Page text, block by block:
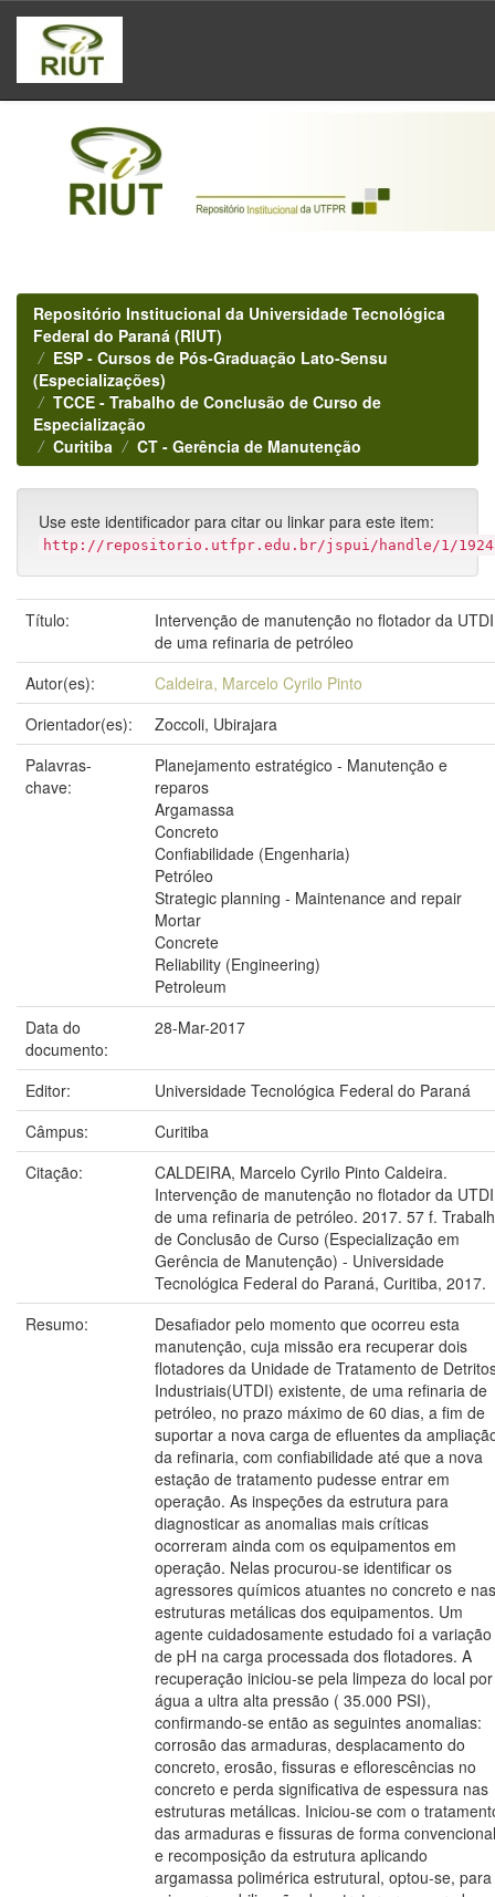
Skip
navigation
Repositório Institucional da Universidade Tecnológica
Federal do Paraná (RIUT)
ESP - Cursos de Pós-Graduação Lato-Sensu
(Especializações)
TCCE - Trabalho de Conclusão de Curso de
Especialização
Curitiba
CT - Gerência de Manutenção
Use este identificador para citar ou linkar para este item:
http://repositorio.utfpr.edu.br/jspui/handle/1/
Título:
Intervenção de manutenção no flotador da UTDI
de uma refinaria de petróleo
Autor(es):
Caldeira, Marcelo Cyrilo Pinto
Orientador(es):
Zoccoli, Ubirajara
Palavras-
chave:
Planejamento estratégico - Manutenção e
reparos
Argamassa
Concreto
Confiabilidade (Engenharia)
Petróleo
Strategic planning - Maintenance and repair
Mortar
Concrete
Reliability (Engineering)
Petroleum
Data do
documento:
28-Mar-2017
Editor:
Universidade Tecnológica Federal do Paraná
Câmpus:
Curitiba
Citação:
CALDEIRA, Marcelo Cyrilo Pinto Caldeira.
Intervenção de manutenção no flotador da UTDI
de uma refinaria de petróleo. 2017. 57 f.
de Conclusão de Curso (Especialização em
Gerência de Manutenção) - Universidade
Tecnológica Federal do Paraná, Curitiba, 2017.
Resumo:
Desafiador pelo momento que ocorreu esta
manutenção, cuja missão era recuperar dois
flotadores da Unidade de Tratamento de
Industriais(UTDI) existente, de uma refinaria de
petróleo, no prazo máximo de 60 dias, a fim de
suportar a nova carga de efluentes da
da refinaria, com confiabilidade até que a nova
estação de tratamento pudesse entrar em
operação. As inspeções da estrutura para
diagnosticar as anomalias mais críticas
ocorreram ainda com os equipamentos em
operação. Nelas procurou-se identificar os
agressores químicos atuantes no concreto e nas
estruturas metálicas dos equipamentos. Um
agente cuidadosamente estudado foi a variação
de pH na carga processada dos flotadores. A
recuperação iniciou-se pela limpeza do local por
água a ultra alta pressão ( 35.000 PSI),
confirmando-se então as seguintes anomalias:
corrosão das armaduras, desplacamento do
concreto, erosão, fissuras e eflorescências no
concreto e perda significativa de espessura nas
estruturas metálicas. Iniciou-se com o
das armaduras e fissuras de forma
e recomposição da estrutura aplicando
argamassa polimérica estrutural, optou-se, para